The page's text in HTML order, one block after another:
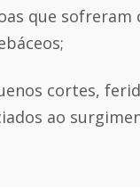
que
cortes,
ao